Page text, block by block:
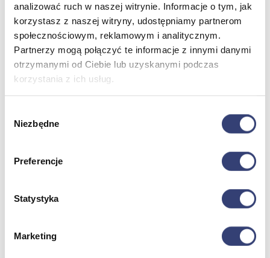
analizować ruch w naszej witrynie. Informacje o tym, jak
korzystasz z naszej witryny, udostępniamy partnerom
społecznościowym, reklamowym i analitycznym.
Partnerzy mogą połączyć te informacje z innymi danymi
otrzymanymi od Ciebie lub uzyskanymi podczas
korzystania z ich usług.
zgody
Niezbędne
Preferencje
Statystyka
Marketing
Meble medyczne
Wróć
Kozetki
Pielęgnacja mebli
Fotele
Wróć
Zdrowie i uroda